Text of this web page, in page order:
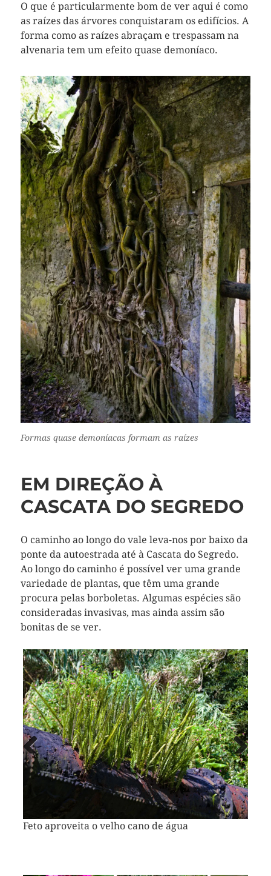
O que é particularmente bom de ver aqui é como
as raízes das árvores conquistaram os edifícios. A
forma como as raízes abraçam e trespassam na
alvenaria tem um efeito quase demoníaco.
Formas quase demoníacas formam as raízes
EM DIREÇÃO À
CASCATA DO SEGREDO
O caminho ao longo do vale leva-nos por baixo da
ponte da autoestrada até à Cascata do Segredo.
Ao longo do caminho é possível ver uma grande
variedade de plantas, que têm uma grande
procura pelas borboletas. Algumas espécies são
consideradas invasivas, mas ainda assim são
bonitas de se ver.
Feto aproveita o velho cano de água
Atalanta numa lantana camara
Vorheriges
Bild
Bild